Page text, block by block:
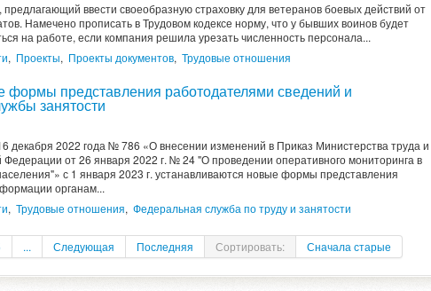
предлагающий ввести своеобразную страховку для ветеранов боевых действий от
Намечено прописать в Трудовом кодексе норму, что у бывших воинов будет
на работе, если компания решила урезать численность персонала...
, Проекты, Проекты документов, Трудовые отношения
формы представления работодателями сведений и
занятости
декабря 2022 года № 786 «О внесении изменений в Приказ Министерства труда и
от 26 января 2022 г. № 24 "О проведении оперативного мониторинга в
с 1 января 2023 г. устанавливаются новые формы представления
органам...
, Трудовые отношения, Федеральная служба по труду и занятости
... Следующая Последняя Сортировать: Сначала старые